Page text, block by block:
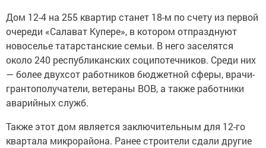
Дом 12-4 на 255 квартир станет 18-м по счету из первой
очереди «Салават Купере», в котором отпразднуют
новоселье татарстанские семьи. В него заселятся
около 240 республиканских соципотечников. Среди них
— более двухсот работников бюджетной сферы, врачи-
грантополучатели, ветераны ВОВ, а также работники
аварийных служб.
Также этот дом является заключительным для 12-го
квартала микрорайона. Ранее строители сдали другие